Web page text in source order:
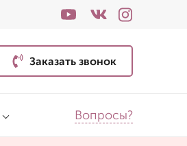
Заказать звонок
Вопросы?